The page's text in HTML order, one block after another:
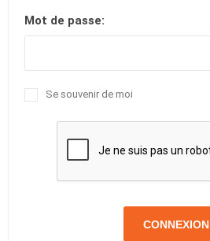
Mot de passe:
Se souvenir de moi
CONNEXION